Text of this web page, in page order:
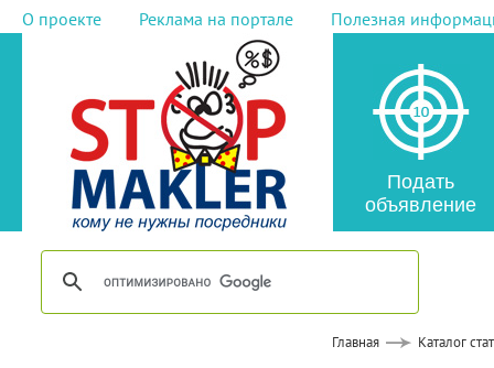
О проекте Реклама на портале Полезная
Подать
объявление
Главная Каталог